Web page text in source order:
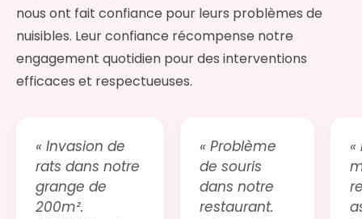
nous ont fait confiance pour leurs problèmes de
nuisibles. Leur confiance récompense notre
engagement quotidien pour des interventions
efficaces et respectueuses.
« Invasion de
rats dans notre
grange de
200m².
« Problème
de souris
dans notre
restaurant.